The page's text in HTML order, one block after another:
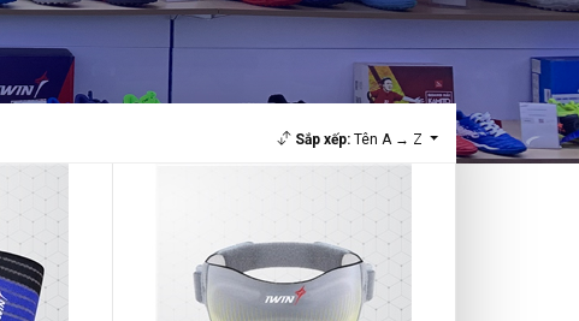
Sắp xếp:Tên A → Z